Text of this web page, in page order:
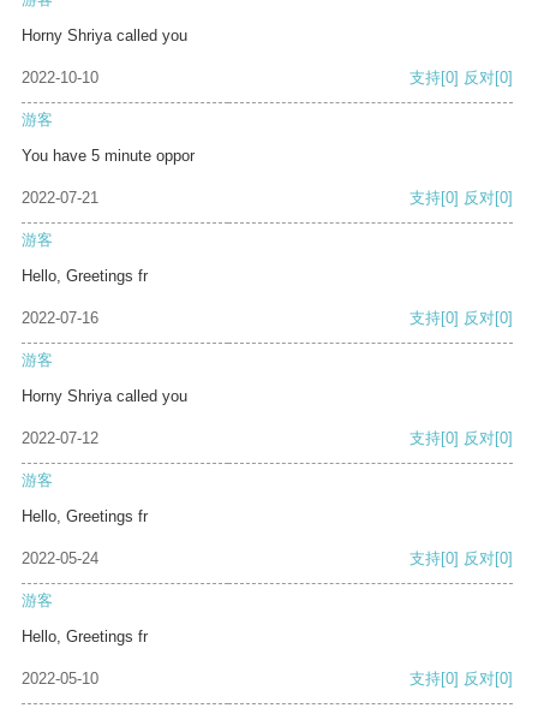
Horny Shriya called you
2022-10-10 支持[0] 反对[0]
游客
You have 5 minute oppor
2022-07-21 支持[0] 反对[0]
游客
Hello, Greetings fr
2022-07-16 支持[0] 反对[0]
游客
Horny Shriya called you
2022-07-12 支持[0] 反对[0]
游客
Hello, Greetings fr
2022-05-24 支持[0] 反对[0]
游客
Hello, Greetings fr
2022-05-10 支持[0] 反对[0]